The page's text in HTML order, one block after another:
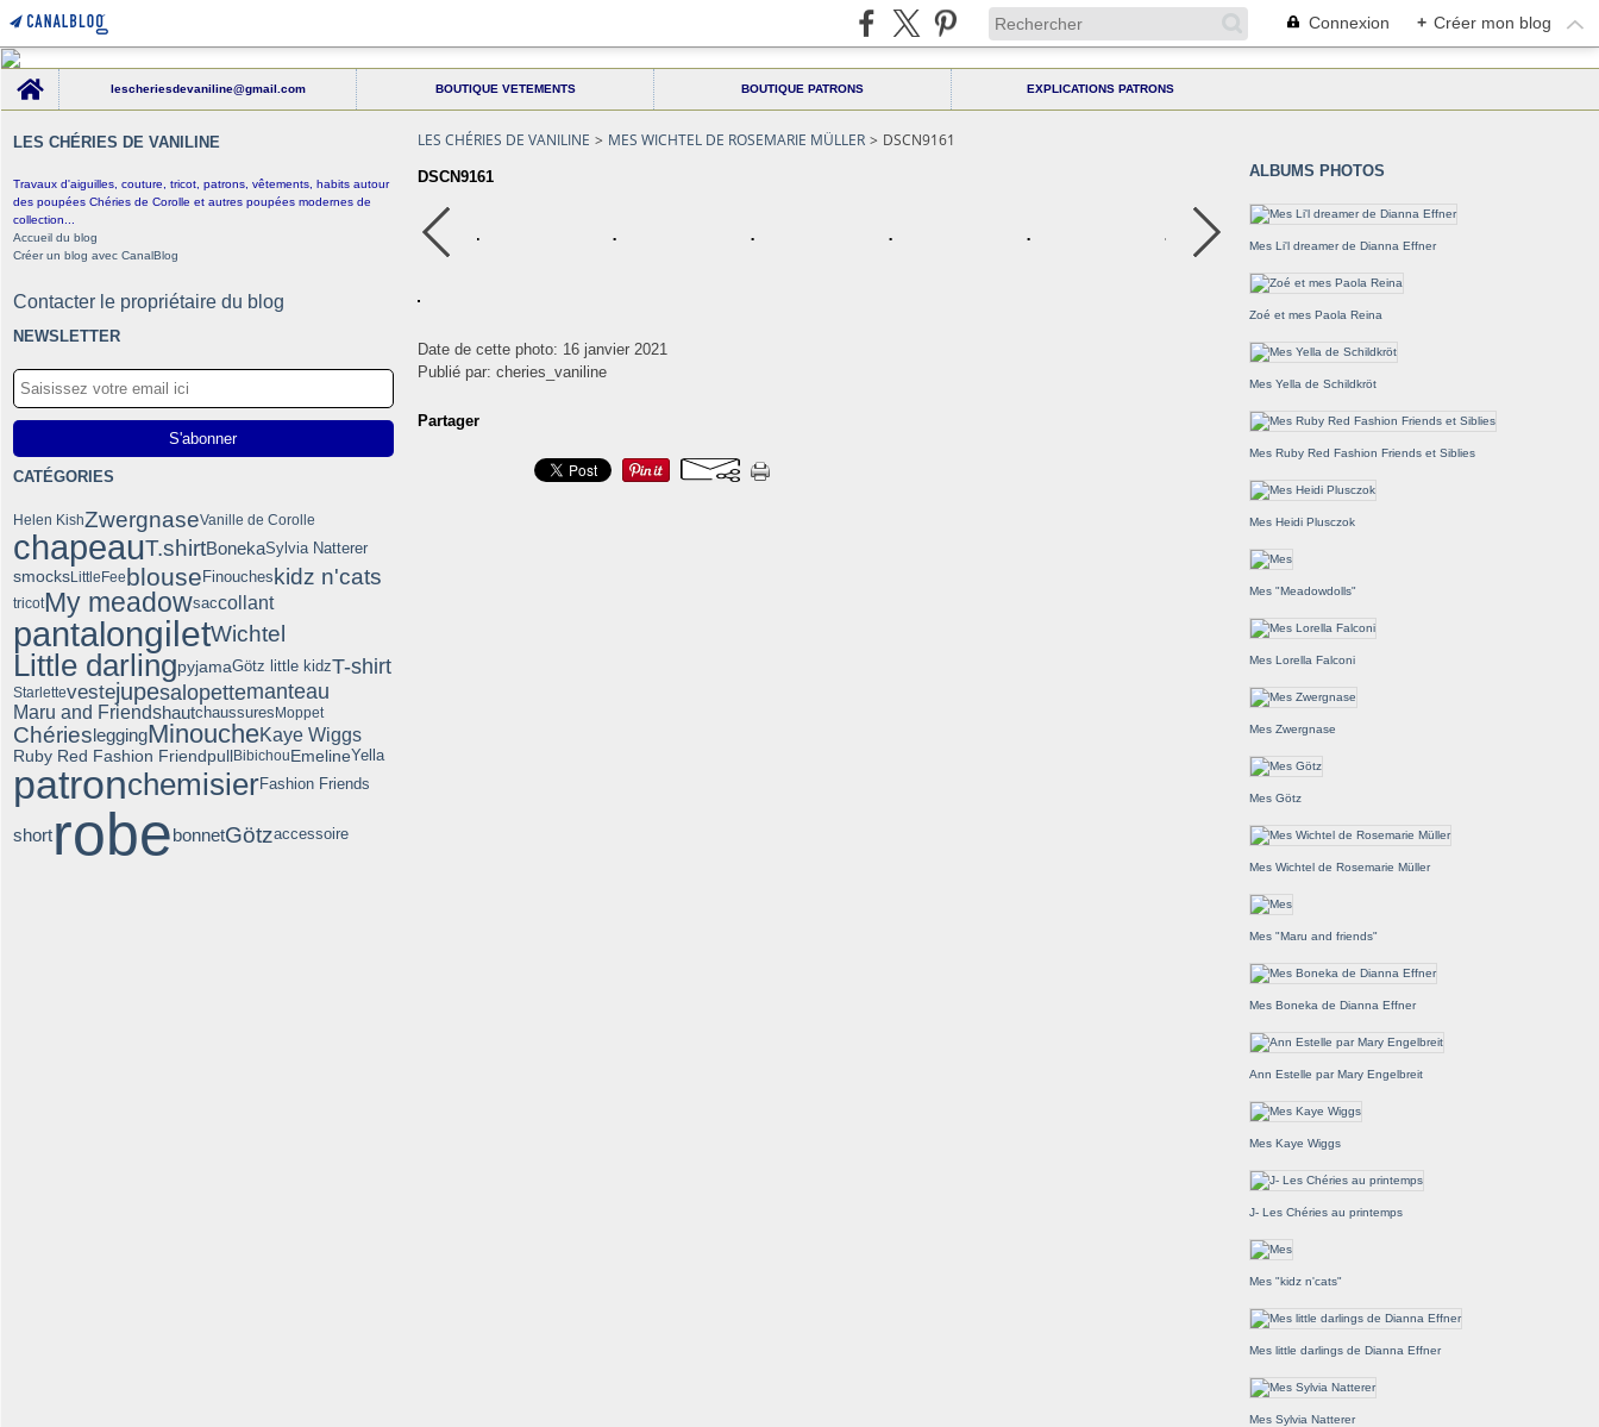
Connexion + Créer mon blog
lescheriesdevaniline@gmail.com
BOUTIQUE VETEMENTS BOUTIQUE PATRONS EXPLICATIONS PATRONS
LES CHÉRIES DE VANILINE
Travaux d'aiguilles, couture, tricot, patrons, vêtements, habits autour
des poupées Chéries de Corolle et autres poupées modernes de
collection...
Accueil du blog
Créer un blog avec CanalBlog
Contacter le propriétaire du blog
NEWSLETTER
CATÉGORIES
Helen KishZwergnaseVanille de Corolle
chapeauT.shirtBonekaSylvia Natterer
smocksLittleFeeblouse Finoucheskidz n'cats
tricotMy meadowsaccollant
pantalongiletWichtel
Little darlingpyjamaGötz little kidzT-shirt
Starlettevestejupesalopettemanteau
Maru and FriendshautchaussuresMoppet
ChériesleggingMinoucheKaye Wiggs
Ruby Red Fashion FriendpullBibichouEmelineYella
patronchemisierFashion Friends
shortrobebonnetGötzaccessoire
LES CHÉRIES DE VANILINE > MES WICHTEL DE ROSEMARIE MÜLLER > DSCN9161
DSCN9161
Date de cette photo: 16 janvier 2021
Publié par: cheries_vaniline
Partager
ALBUMS PHOTOS
Mes Li'l dreamer de Dianna Effner
Zoé et mes Paola Reina
Mes Yella de Schildkröt
Mes Ruby Red Fashion Friends et Siblies
Mes Heidi Plusczok
Mes "Meadowdolls"
Mes Lorella Falconi
Mes Zwergnase
Mes Götz
Mes Wichtel de Rosemarie Müller
Mes "Maru and friends"
Mes Boneka de Dianna Effner
Ann Estelle par Mary Engelbreit
Mes Kaye Wiggs
J- Les Chéries au printemps
Mes "kidz n'cats"
Mes little darlings de Dianna Effner
Mes Sylvia Natterer